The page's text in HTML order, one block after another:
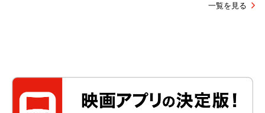
一覧を見る